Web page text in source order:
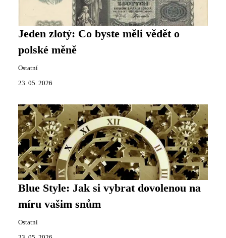
Jeden zlotý: Co byste měli vědět o
polské měně
Ostatní
23. 05. 2026
Blue Style: Jak si vybrat dovolenou na
míru vašim snům
Ostatní